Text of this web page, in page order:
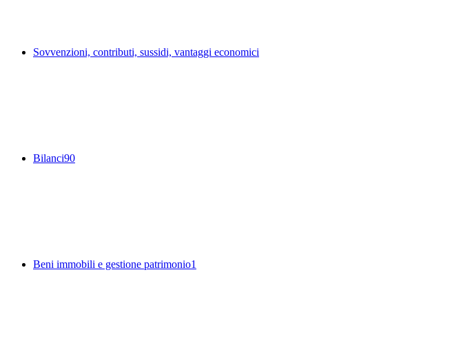
Sovvenzioni, contributi, sussidi, vantaggi economici
Bilanci90
Beni immobili e gestione patrimonio1